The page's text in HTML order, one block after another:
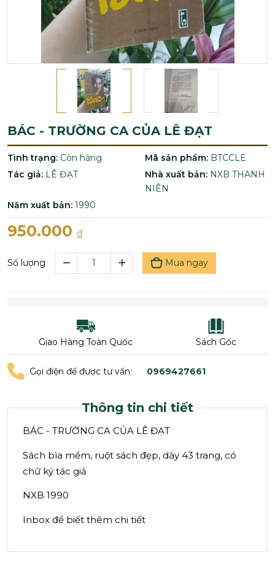
BÁC - TRƯỜNG CA CỦA LÊ ĐẠT
Tình trạng: Còn hàng Mã sản phẩm: BTCCLE
Tác giả: LÊ ĐẠT Nhà xuất bản: NXB THANH
NIÊN
Năm xuất bản: 1990
950.000 đ
Số lượng Mua ngay
Giao Hàng Toàn Quốc Sách Gốc
Gọi điện để được tư vấn: 0969427661
Thông tin chi tiết
BÁC - TRƯỜNG CA CỦA LÊ ĐẠT
Sách bìa mềm, ruột sách đẹp, dày 43 trang, có
chữ ký tác giả
NXB 1990
Inbox để biết thêm chi tiết